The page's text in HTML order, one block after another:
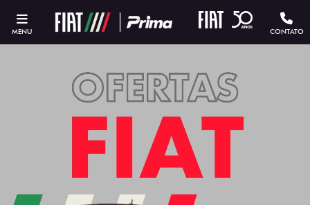
MENU CONTATO